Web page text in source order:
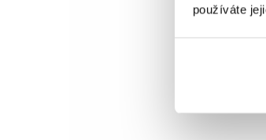
používáte